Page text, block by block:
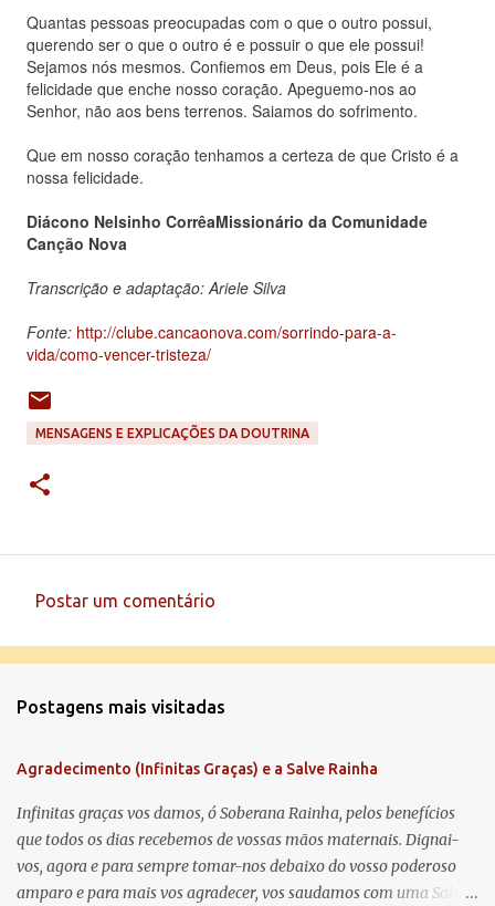
Quantas pessoas preocupadas com o que o outro possui,
querendo ser o que o outro é e possuir o que ele possui!
Sejamos nós mesmos. Confiemos em Deus, pois Ele é a
felicidade que enche nosso coração. Apeguemo-nos ao
Senhor, não aos bens terrenos. Saiamos do sofrimento.
Que em nosso coração tenhamos a certeza de que Cristo é a
nossa felicidade.
Diácono Nelsinho CorrêaMissionário da Comunidade
Canção Nova
Transcrição e adaptação: Ariele Silva
Fonte: http://clube.cancaonova.com/sorrindo-para-a-
vida/como-vencer-tristeza/
MENSAGENS E EXPLICAÇÕES DA DOUTRINA
e
t
á
r
i
Postar um comentário
Postagens mais visitadas
Agradecimento (Infinitas Graças) e a Salve Rainha
Infinitas graças vos damos, ó Soberana Rainha, pelos benefícios
que todos os dias recebemos de vossas mãos maternais. Dignai-
vos, agora e para sempre tomar-nos debaixo do vosso poderoso
amparo e para mais vos agradecer, vos saudamos com uma Salve